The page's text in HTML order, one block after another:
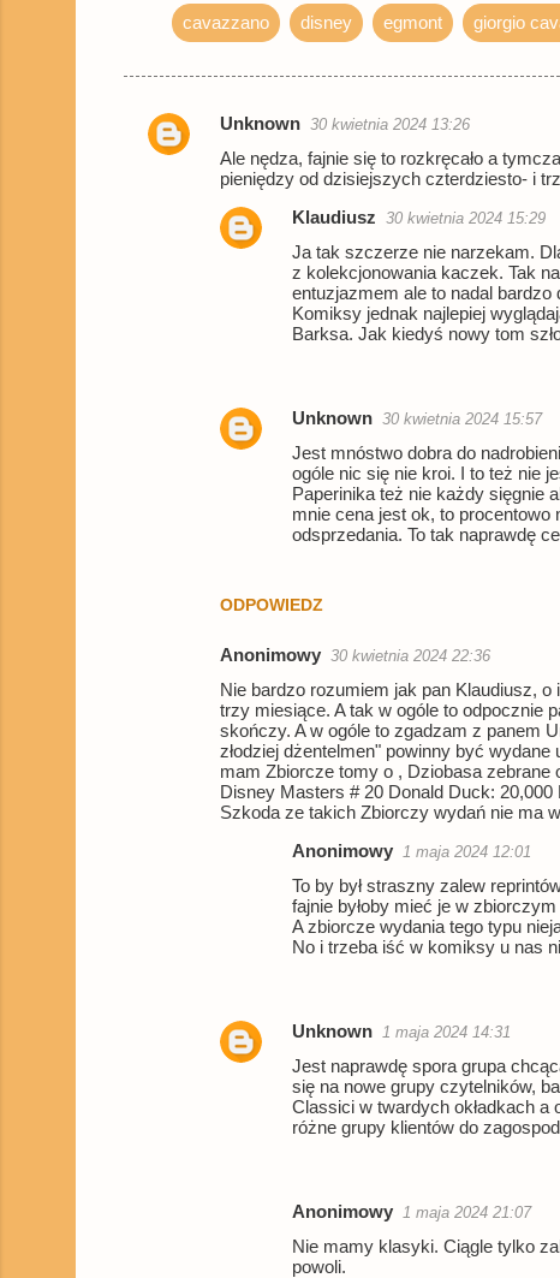
cavazzano disney egmont giorgio
K
Unknown 30 kwietnia 2024 13:26
Ale nędza, fajnie się to rozkręcało a
pieniędzy od dzisiejszych czterdziesto- i
ODPOWIEDZ
Klaudiusz 30 kwietnia 2024 15:29
Ja tak szczerze nie narzekam.
z kolekcjonowania kaczek. Tak
entuzjazmem ale to nadal
Komiksy jednak najlepiej
Barksa. Jak kiedyś nowy tom
Unknown 30 kwietnia 2024 15:57
Jest mnóstwo dobra do
ogóle nic się nie kroi. I to też nie
Paperinika też nie każdy sięgnie
mnie cena jest ok, to
odsprzedania. To tak naprawdę
Anonimowy 30 kwietnia 2024 22:36
Nie bardzo rozumiem jak pan Klaudiusz,
trzy miesiące. A tak w ogóle to odpocznie
skończy. A w ogóle to zgadzam z panem
złodziej dżentelmen" powinny być
mam Zbiorcze tomy o , Dziobasa zebrane
Disney Masters # 20 Donald Duck:
Szkoda ze takich Zbiorczy wydań nie ma
Anonimowy 1 maja 2024 12:01
To by był straszny zalew
fajnie byłoby mieć je w
A zbiorcze wydania tego typu
No i trzeba iść w komiksy u nas
Unknown 1 maja 2024 14:31
Jest naprawdę spora grupa
się na nowe grupy czytelników,
Classici w twardych okładkach
różne grupy klientów do
Anonimowy 1 maja 2024 21:07
Nie mamy klasyki. Ciągle tylko
powoli.